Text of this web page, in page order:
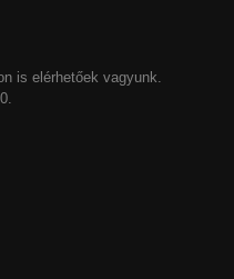
is elérhetőek vagyunk.